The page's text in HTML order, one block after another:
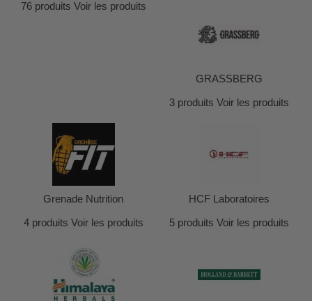
76 produits Voir les produits
GRASSBERG
3 produits Voir les produits
Grenade Nutrition
4 produits Voir les produits
HCF Laboratoires
5 produits Voir les produits